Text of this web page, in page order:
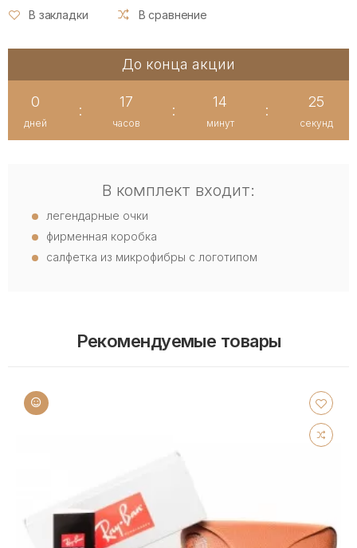
В закладки В сравнение
До конца акции
0
дней
:
17
часов
:
14
минут
:
24
секунд
В комплект входит:
легендарные очки
фирменная коробка
салфетка из микрофибры с логотипом
Рекомендуемые товары